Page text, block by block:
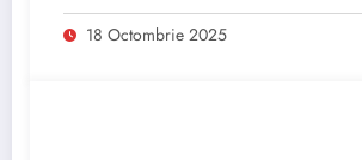
18 Octombrie 2025